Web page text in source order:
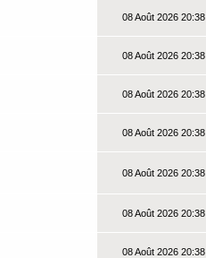
08 Août 2026 20:38
08 Août 2026 20:38
08 Août 2026 20:38
08 Août 2026 20:38
08 Août 2026 20:38
08 Août 2026 20:38
08 Août 2026 20:38